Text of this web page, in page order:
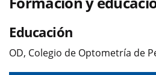
Educación
OD, Colegio de Optometría de